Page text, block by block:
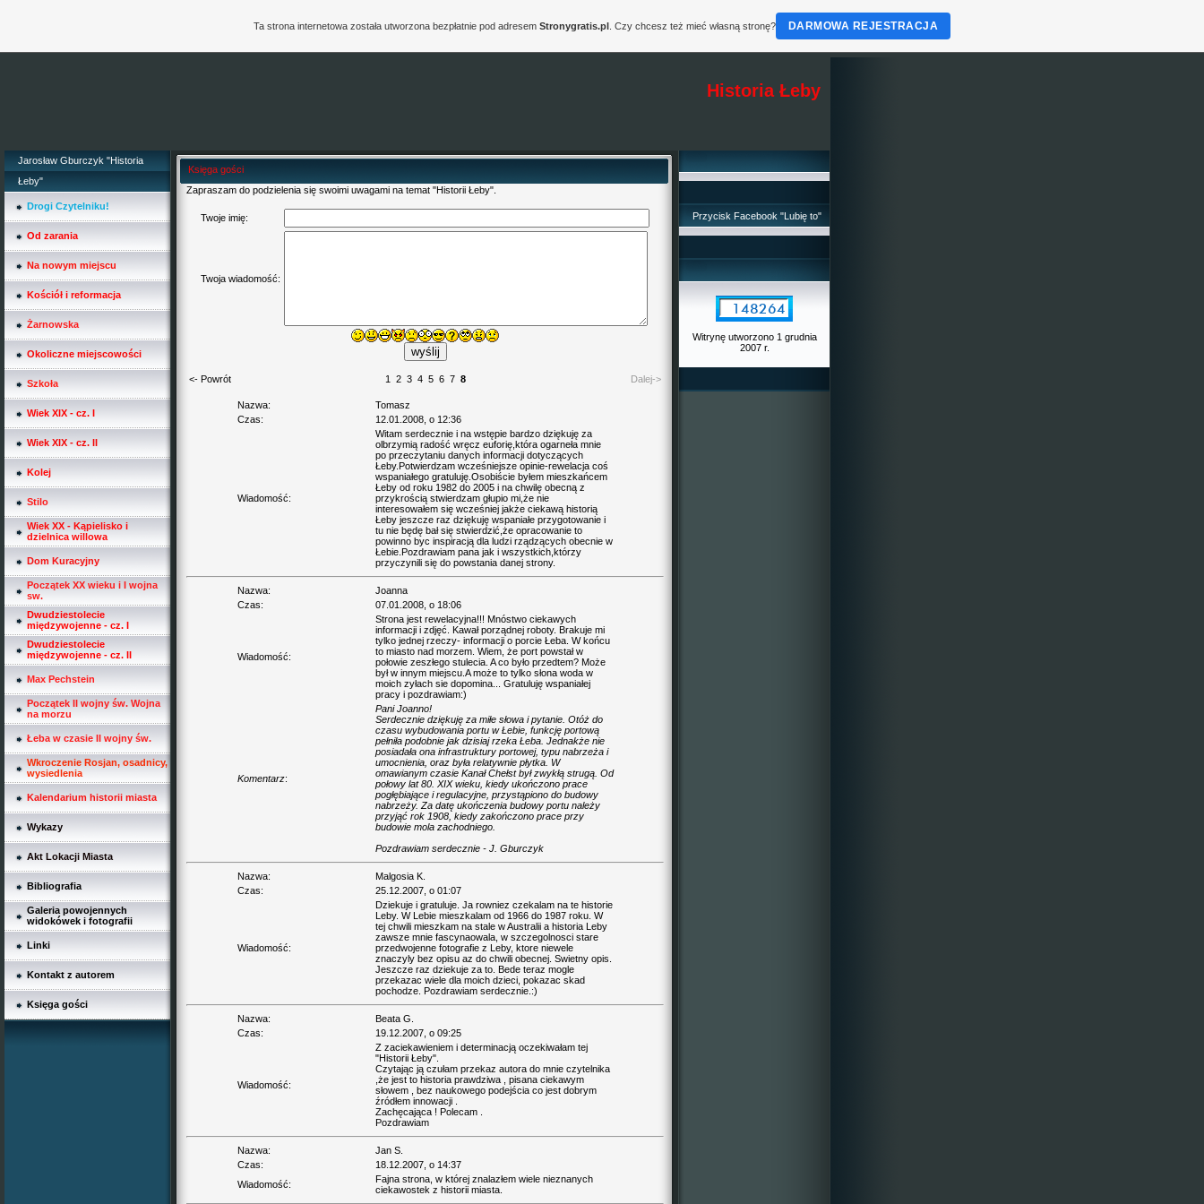
Historia Łeby
Jarosław Gburczyk "Historia
Łeby"
Drogi Czytelniku!
Od zarania
Na nowym miejscu
Kościół i reformacja
Żarnowska
Okoliczne miejscowości
Szkoła
Wiek XIX - cz. I
Wiek XIX - cz. II
Kolej
Stilo
Wiek XX - Kąpielisko i
dzielnica willowa
Dom Kuracyjny
Początek XX wieku i I wojna
sw.
Dwudziestolecie
międzywojenne - cz. I
Dwudziestolecie
międzywojenne - cz. II
Max Pechstein
Początek II wojny św. Wojna
na morzu
Łeba w czasie II wojny św.
Wkroczenie Rosjan, osadnicy,
wysiedlenia
Kalendarium historii miasta
Wykazy
Akt Lokacji Miasta
Bibliografia
Galeria powojennych
widokówek i fotografii
Linki
Kontakt z autorem
Księga gości
Księga gości
Zapraszam do podzielenia się swoimi uwagami na temat "Historii Łeby".
Twoje imię:
Twoja wiadomość:
<- Powrót 1 2 3 4 5 6 7 8 Dalej->
Nazwa:
Tomasz
Czas:
12.01.2008, o 12:36
Wiadomość:
Witam serdecznie i na wstępie bardzo dziękuję za
olbrzymią radość wręcz euforię,która ogarneła mnie
po przeczytaniu danych informacji dotyczących
Łeby.Potwierdzam wcześniejsze opinie-rewelacja coś
wspaniałego gratuluję.Osobiście byłem mieszkańcem
Łeby od roku 1982 do 2005 i na chwilę obecną z
przykrością stwierdzam głupio mi,że nie
interesowałem się wcześniej jakże ciekawą historią
Łeby jeszcze raz dziękuję wspaniałe przygotowanie i
tu nie będę bał się stwierdzić,że opracowanie to
powinno byc inspiracją dla ludzi rządzących obecnie w
Łebie.Pozdrawiam pana jak i wszystkich,którzy
przyczynili się do powstania danej strony.
Nazwa:
Joanna
Czas:
07.01.2008, o 18:06
Wiadomość:
Strona jest rewelacyjna!!! Mnóstwo ciekawych
informacji i zdjęć. Kawał porządnej roboty. Brakuje mi
tylko jednej rzeczy- informacji o porcie Łeba. W końcu
to miasto nad morzem. Wiem, że port powstał w
połowie zeszłego stulecia. A co było przedtem? Może
był w innym miejscu.A może to tylko słona woda w
moich zyłach sie dopomina... Gratuluję wspaniałej
pracy i pozdrawiam:)
Komentarz:
Pani Joanno!
Serdecznie dziękuję za miłe słowa i pytanie. Otóż do
czasu wybudowania portu w Łebie, funkcję portową
pełniła podobnie jak dzisiaj rzeka Łeba. Jednakże nie
posiadała ona infrastruktury portowej, typu nabrzeża i
umocnienia, oraz była relatywnie płytka. W
omawianym czasie Kanał Chełst był zwykłą strugą. Od
połowy lat 80. XIX wieku, kiedy ukończono prace
pogłębiające i regulacyjne, przystąpiono do budowy
nabrzeży. Za datę ukończenia budowy portu należy
przyjąć rok 1908, kiedy zakończono prace przy
budowie mola zachodniego.
Pozdrawiam serdecznie - J. Gburczyk
Nazwa:
Malgosia K.
Czas:
25.12.2007, o 01:07
Wiadomość:
Dziekuje i gratuluje. Ja rowniez czekalam na te historie
Leby. W Lebie mieszkalam od 1966 do 1987 roku. W
tej chwili mieszkam na stale w Australii a historia Leby
zawsze mnie fascynaowala, w szczegolnosci stare
przedwojenne fotografie z Leby, ktore niewele
znaczyly bez opisu az do chwili obecnej. Swietny opis.
Jeszcze raz dziekuje za to. Bede teraz mogle
przekazac wiele dla moich dzieci, pokazac skad
pochodze. Pozdrawiam serdecznie.:)
Nazwa:
Beata G.
Czas:
19.12.2007, o 09:25
Wiadomość:
Z zaciekawieniem i determinacją oczekiwałam tej
"Historii Łeby".
Czytając ją czułam przekaz autora do mnie czytelnika
,że jest to historia prawdziwa , pisana ciekawym
słowem , bez naukowego podejścia co jest dobrym
źródłem innowacji .
Zachęcająca ! Polecam .
Pozdrawiam
Nazwa:
Jan S.
Czas:
18.12.2007, o 14:37
Wiadomość:
Fajna strona, w której znalazłem wiele nieznanych
ciekawostek z historii miasta.
Przycisk Facebook "Lubię to"
Witrynę utworzono 1 grudnia
2007 r.
Ta strona internetowa została utworzona bezpłatnie pod adresem Stronygratis.pl. Czy chcesz też mieć własną stronę? DARMOWA REJESTRACJA